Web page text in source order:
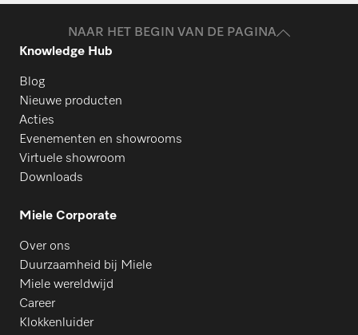
NAAR HET BEGIN VAN DE PAGINA
Knowledge Hub
Blog
Nieuwe producten
Acties
Evenementen en showrooms
Virtuele showroom
Downloads
Miele Corporate
Over ons
Duurzaamheid bij Miele
Miele wereldwijd
Career
Klokkenluider